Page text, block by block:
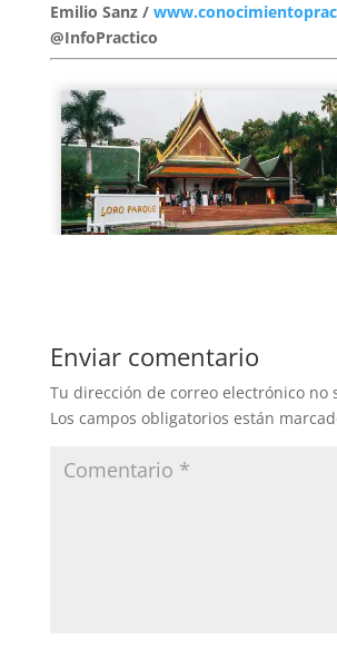
Emilio Sanz /
@InfoPractico
Enviar comentario
Tu dirección de correo electrónico no
Los campos obligatorios están